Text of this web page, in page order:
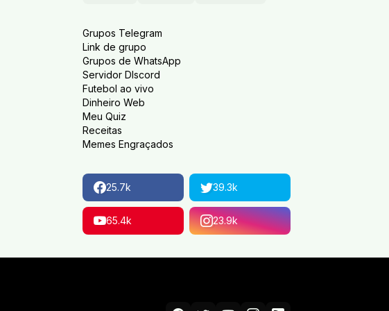
Grupos Telegram
Link de grupo
Grupos de WhatsApp
Servidor DIscord
Futebol ao vivo
Dinheiro Web
Meu Quiz
Receitas
Memes Engraçados
25.7k 39.3k
65.4k 23.9k